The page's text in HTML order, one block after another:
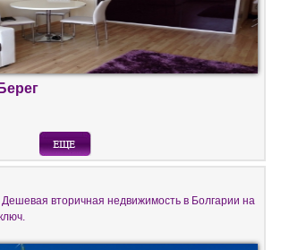
вторичная недвижимость в Болгарии на